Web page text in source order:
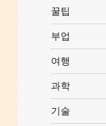
꿀팁
부업
여행
과학
기술